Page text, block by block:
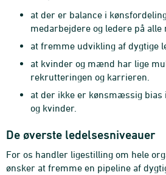
at der er balance i
medarbejdere og ledere på alle
at fremme udvikling af dygtige
at kvinder og mænd har lige
rekrutteringen og karrieren.
at der ikke er kønsmæssig
og kvinder.
De øverste ledelsesniveauer
For os handler ligestilling om hele
ønsker at fremme en pipeline af